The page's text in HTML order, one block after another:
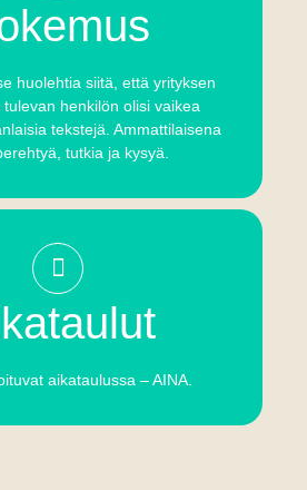
huolehtia siitä, että yrityksen
henkilön olisi vaikea
tekstejä. Ammattilaisena
tutkia ja kysyä.
aikataulussa – AINA.